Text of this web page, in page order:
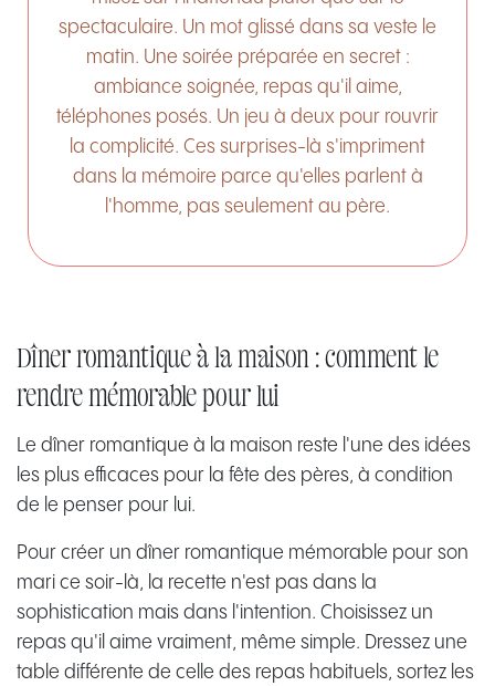
spectaculaire. Un mot glissé dans sa veste le
matin. Une soirée préparée en secret :
ambiance soignée, repas qu'il aime,
téléphones posés. Un jeu à deux pour rouvrir
la complicité. Ces surprises-là s'impriment
dans la mémoire parce qu'elles parlent à
l'homme, pas seulement au père.
Dîner romantique à la maison : comment le
rendre mémorable pour lui
Le dîner romantique à la maison reste l'une des idées
les plus efficaces pour la fête des pères, à condition
de le penser pour lui.
Pour créer un dîner romantique mémorable pour son
mari ce soir-là, la recette n'est pas dans la
sophistication mais dans l'intention. Choisissez un
repas qu'il aime vraiment, même simple. Dressez une
table différente de celle des repas habituels, sortez les